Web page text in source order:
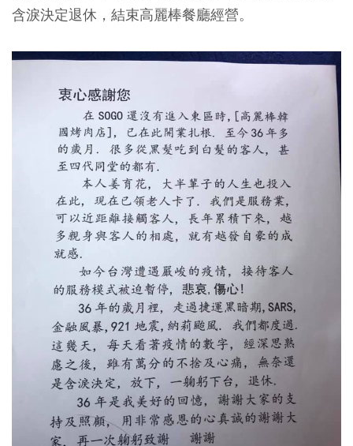
含淚決定退休，結束高麗棒餐廳經營。